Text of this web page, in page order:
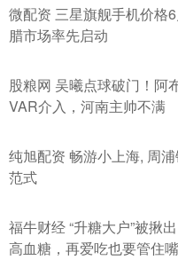
微配资 三星旗舰手机价格
腊市场率先启动
股粮网 吴曦点球破门！阿
VAR介入，河南主帅不满
纯旭配资 畅游小上海, 周
范式
福牛财经 “升糖大户”被揪
高血糖，再爱吃也要管住